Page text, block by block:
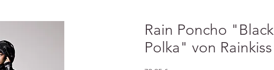
Rain Poncho "Black
Polka" von Rainkiss